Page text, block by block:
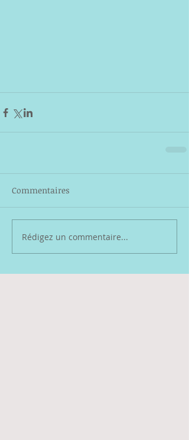
Commentaires
Rédigez un commentaire...